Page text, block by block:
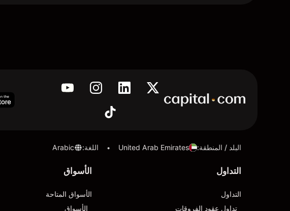
البلد / المنطقة:
United Arab Emirates
• اللغة:
Arabic
التداول
التداول
تداول عقود الفروقات
الأسواق
الأسواق المتاحة
الأسواق